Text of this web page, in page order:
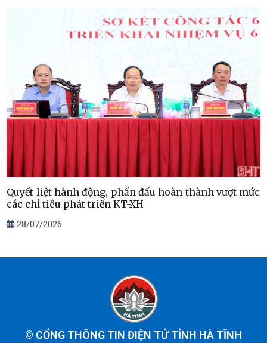
Quyết liệt hành động, phấn đấu hoàn thành vượt mức
các chỉ tiêu phát triển KT-XH
28/07/2026
© CỔNG THÔNG TIN ĐIỆN TỬ TỈNH HÀ TĨNH